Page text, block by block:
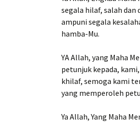
segala hilaf, salah dan
ampuni segala
hamba-Mu.
YA Allah, yang Maha
petunjuk kepada,
khilaf, semoga kami
yang memperoleh
Ya Allah, Yang Maha